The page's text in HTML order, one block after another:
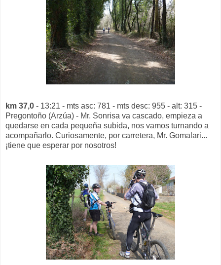
km 37,0 - 13:21 - mts asc: 781 - mts desc: 955 - alt: 315 -
Pregontoño (Arzúa) - Mr. Sonrisa va cascado, empieza a
quedarse en cada pequeña subida, nos vamos turnando a
acompañarlo. Curiosamente, por carretera, Mr. Gomalari...
¡tiene que esperar por nosotros!